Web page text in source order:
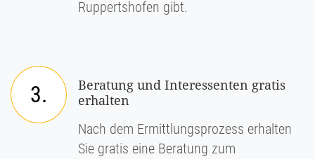
Ruppertshofen gibt.
3.
Beratung und Interessenten gratis
erhalten
Nach dem Ermittlungsprozess erhalten
Sie gratis eine Beratung zum